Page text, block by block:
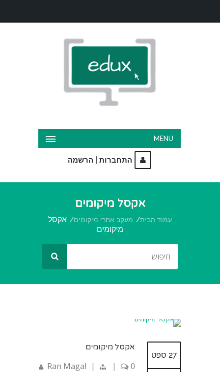
MENU
התחברות הרשמה
אקסל מיקומים
עמוד הבית מעקב אחרי מיקומים
אקסל
מיקומים
27 ספט
אקסל מיקומים
Ran Magal | | 0